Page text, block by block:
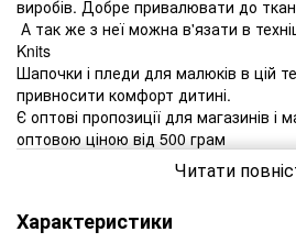
виробів. Добре привалювати до
А так же з неї можна в'язати в
Knits
Шапочки і пледи для малюків в цій
привносити комфорт дитині.
Є оптові пропозиції для магазинів і
оптовою ціною від 500 грам
Читати
Характеристики